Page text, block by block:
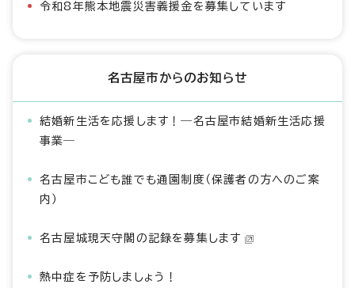
令和8年熊本地震災害義援金を募集しています
名古屋市からのお知らせ
結婚新生活を応援します！―名古屋市結婚新生活応援
事業―
名古屋市こども誰でも通園制度（保護者の方へのご案
内）
名古屋城現天守閣の記録を募集します
熱中症を予防しましょう！